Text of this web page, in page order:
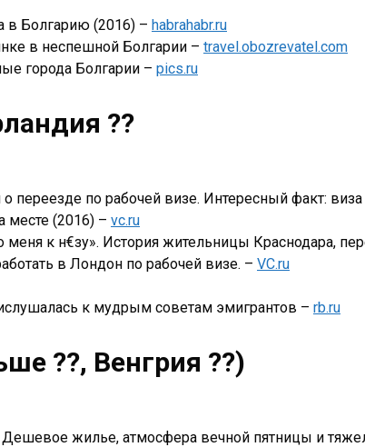
в Болгарию (2016) – habrahabr.ru
в неспешной Болгарии – travel.obozrevatel.com
города Болгарии – pics.ru
??
переезде по рабочей визе. Интересный факт: виза
месте (2016) – vc.ru
меня к н€зу». История жительницы Краснодара,
в Лондон по рабочей визе. – VC.ru
к мудрым советам эмигрантов – rb.ru
??, Венгрия ??)
жилье, атмосфера вечной пятницы и